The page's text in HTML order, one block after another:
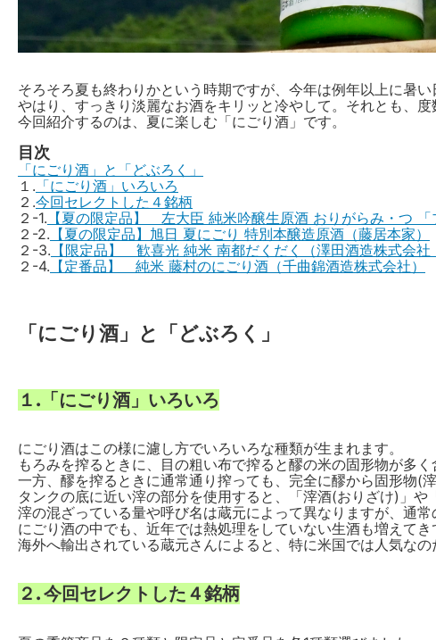
そろそろ夏も終わりかという時期ですが、今年は例年以上に暑
やはり、すっきり淡麗なお酒をキリッと冷やして。それとも、
今回紹介するのは、夏に楽しむ「にごり酒」です。
目次
「にごり酒」と「どぶろく」
１. 「にごり酒」いろいろ
２.今回セレクトした４銘柄
２-1. 【夏の限定品】 左大臣 純米吟醸生原酒 おりがらみ・つ 「
２-2. 【夏の限定品】旭日 夏にごり 特別本醸造原酒（藤居本家）
２-3. 【限定品】 歓喜光 純米 南都だくだく（澤田酒造株式会社
２-4. 【定番品】 純米 藤村のにごり酒（千曲錦酒造株式会社）
「にごり酒」と「どぶろく」
１.「にごり酒」いろいろ
にごり酒はこの様に濾し方でいろいろな種類が生まれます。
もろみを搾るときに、目の粗い布で搾ると醪の米の固形物が多
一方、醪を搾るときに通常通り搾っても、完全に醪から固形物(
タンクの底に近い滓の部分を使用すると、「滓酒(おりざけ)」や
滓の混ざっている量や呼び名は蔵元によって異なりますが、通
にごり酒の中でも、近年では熱処理をしていない生酒も増えて
海外へ輸出されている蔵元さんによると、特に米国では人気なの
２. 今回セレクトした４銘柄